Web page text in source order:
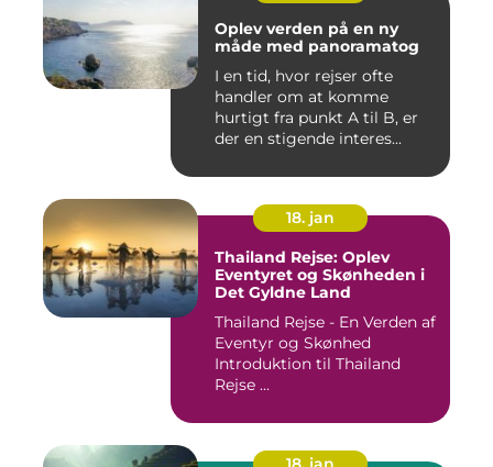
Oplev verden på en ny
måde med panoramatog
I en tid, hvor rejser ofte
handler om at komme
hurtigt fra punkt A til B, er
der en stigende interes...
18. jan
Thailand Rejse: Oplev
Eventyret og Skønheden i
Det Gyldne Land
Thailand Rejse - En Verden af
Eventyr og Skønhed
Introduktion til Thailand
Rejse ...